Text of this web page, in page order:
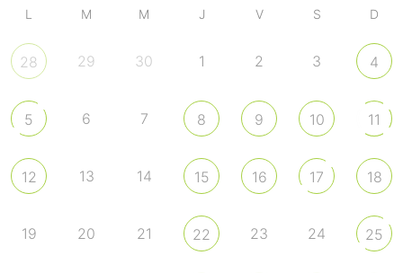
L M M J V S D
28 29 30 1 2 3 4
5 6 7 8 9 10 11
12 13 14 15 16 17 18
19 20 21 22 23 24 25